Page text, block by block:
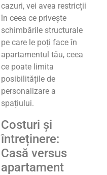
cazuri, vei avea restricții
în ceea ce privește
schimbările structurale
pe care le poți face în
apartamentul tău, ceea
ce poate limita
posibilitățile de
personalizare a
spațiului.
Costuri și
întreținere:
Casă versus
apartament